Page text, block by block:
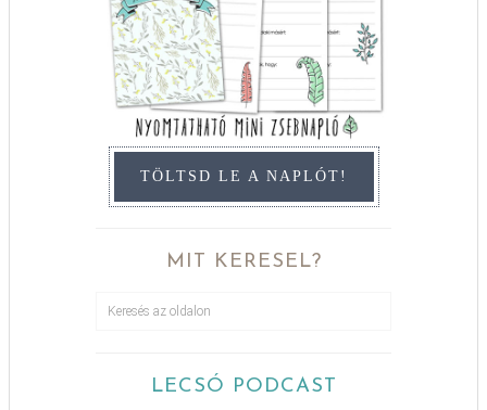
TÖLTSD LE A NAPLÓT!
MIT KERESEL?
LECSÓ PODCAST